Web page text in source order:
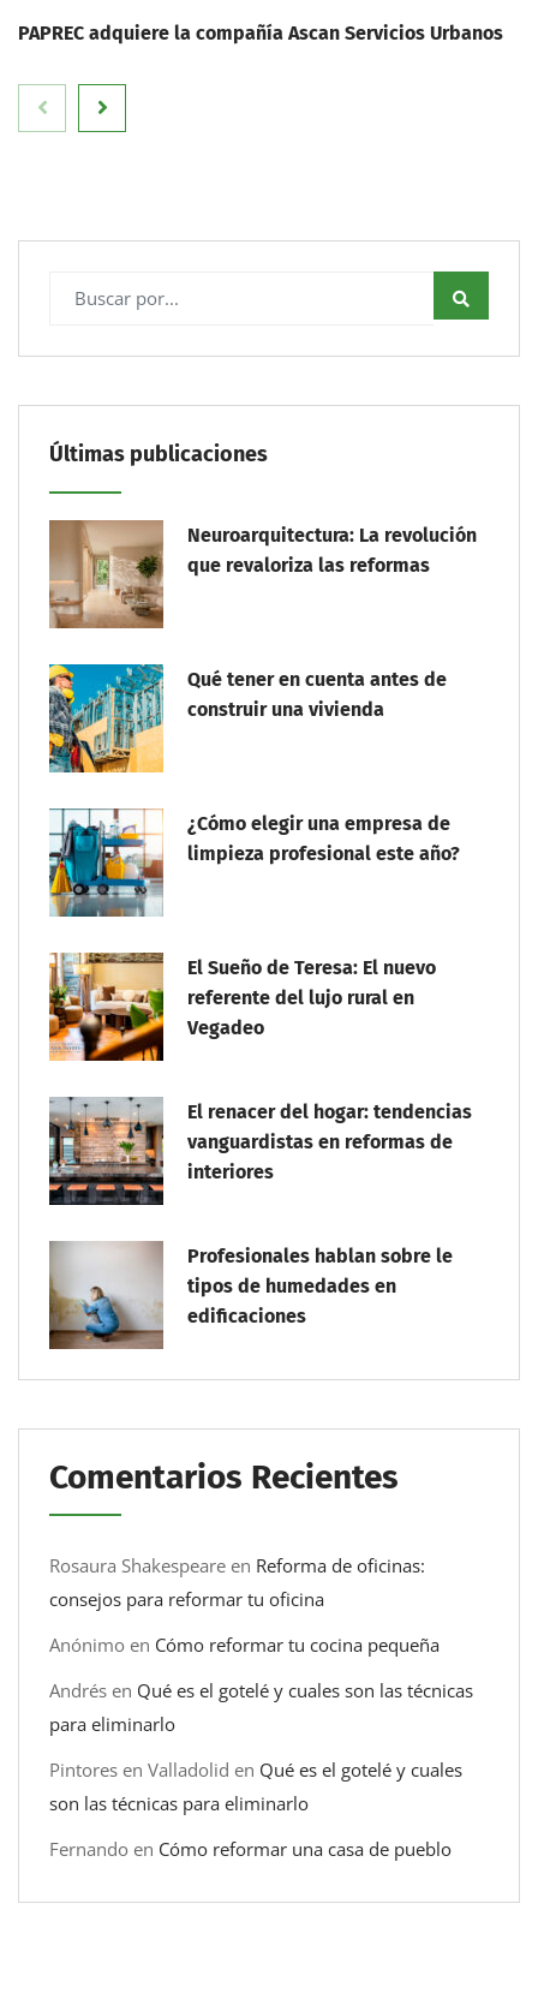
PAPREC adquiere la compañía Ascan Servicios Urbanos
Últimas publicaciones
Neuroarquitectura: La revolución
que revaloriza las reformas
Qué tener en cuenta antes de
construir una vivienda
¿Cómo elegir una empresa de
limpieza profesional este año?
El Sueño de Teresa: El nuevo
referente del lujo rural en
Vegadeo
El renacer del hogar: tendencias
vanguardistas en reformas de
interiores
Profesionales hablan sobre le
tipos de humedades en
edificaciones
Comentarios Recientes
Rosaura Shakespeare en Reforma de oficinas:
consejos para reformar tu oficina
Anónimo en Cómo reformar tu cocina pequeña
Andrés en Qué es el gotelé y cuales son las técnicas
para eliminarlo
Pintores en Valladolid en Qué es el gotelé y cuales
son las técnicas para eliminarlo
Fernando en Cómo reformar una casa de pueblo